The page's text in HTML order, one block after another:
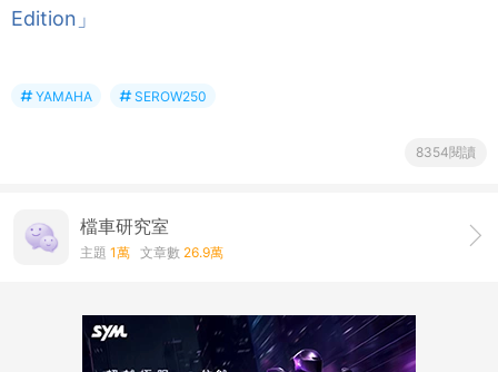
Edition」
YAMAHA SEROW250
8354閱讀
檔車研究室
主題 1萬 文章數 26.9萬